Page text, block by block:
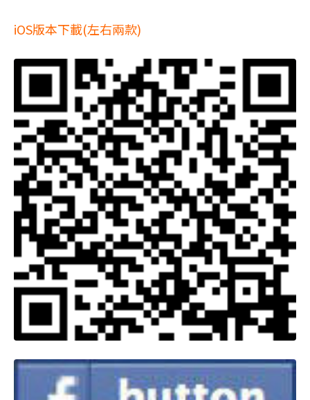
iOS版本下載(左右兩款)